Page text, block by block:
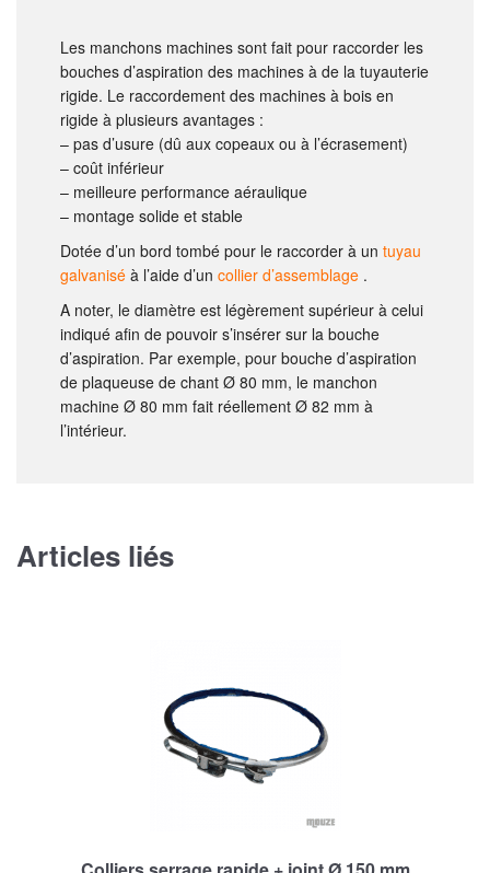
Les manchons machines sont fait pour raccorder les
bouches d’aspiration des machines à de la tuyauterie
rigide. Le raccordement des machines à bois en
rigide à plusieurs avantages :
– pas d’usure (dû aux copeaux ou à l’écrasement)
– coût inférieur
– meilleure performance aéraulique
– montage solide et stable
Dotée d’un bord tombé pour le raccorder à un tuyau
galvanisé à l’aide d’un collier d’assemblage .
A noter, le diamètre est légèrement supérieur à celui
indiqué afin de pouvoir s’insérer sur la bouche
d’aspiration. Par exemple, pour bouche d’aspiration
de plaqueuse de chant Ø 80 mm, le manchon
machine Ø 80 mm fait réellement Ø 82 mm à
l’intérieur.
Articles liés